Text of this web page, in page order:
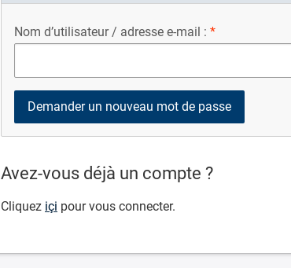
Nom d’utilisateur / adresse e-mail :
Avez-vous déjà un compte ?
Cliquez içi pour vous connecter.